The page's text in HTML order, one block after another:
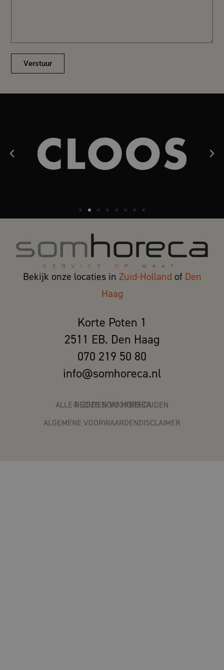
Verstuur
Bekijk onze locaties in Zuid-Holland of Den
Haag
Korte Poten 1
2511 EB. Den Haag
070 219 50 80
info@somhoreca.nl
©2026SOM HORECA
ALLE RECHTEN VOORBEHOUDEN
ALGEMENE VOORWAARDENDISCLAIMER